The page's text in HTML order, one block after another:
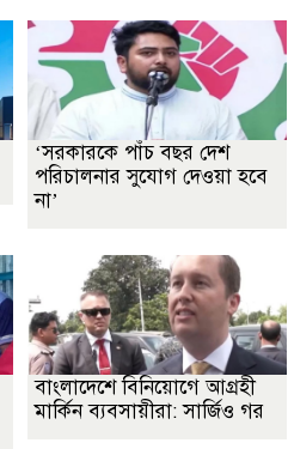
‘সরকারকে পাঁচ বছর দেশ
পরিচালনার সুযোগ দেওয়া হবে
না’
বাংলাদেশে বিনিয়োগে আগ্রহী
মার্কিন ব্যবসায়ীরা: সার্জিও গর